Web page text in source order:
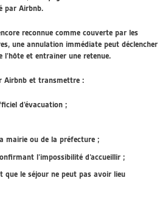
par Airbnb.
reconnue comme couverte par les
une annulation immédiate peut déclencher
l’hôte et entraîner une retenue.
Airbnb et transmettre :
d’évacuation ;
mairie ou de la préfecture ;
l’impossibilité d’accueillir ;
le séjour ne peut pas avoir lieu